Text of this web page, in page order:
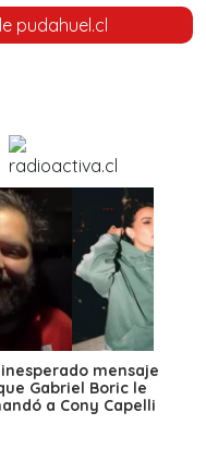
pudahuel.cl
inesperado mensaje
Gabriel Boric le
a Cony Capelli